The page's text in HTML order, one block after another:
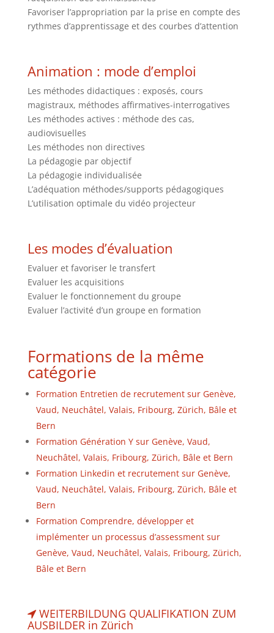
Favoriser l’appropriation par la prise en compte des
rythmes d’apprentissage et des courbes d’attention
Animation : mode d’emploi
Les méthodes didactiques : exposés, cours
magistraux, méthodes affirmatives-interrogatives
Les méthodes actives : méthode des cas,
audiovisuelles
Les méthodes non directives
La pédagogie par objectif
La pédagogie individualisée
L’adéquation méthodes/supports pédagogiques
L’utilisation optimale du vidéo projecteur
Les modes d’évaluation
Evaluer et favoriser le transfert
Evaluer les acquisitions
Evaluer le fonctionnement du groupe
Evaluer l’activité d’un groupe en formation
Formations de la même
catégorie
Formation Entretien de recrutement sur Genève,
Vaud, Neuchâtel, Valais, Fribourg, Zürich, Bâle et
Bern
Formation Génération Y sur Genève, Vaud,
Neuchâtel, Valais, Fribourg, Zürich, Bâle et Bern
Formation Linkedin et recrutement sur Genève,
Vaud, Neuchâtel, Valais, Fribourg, Zürich, Bâle et
Bern
Formation Comprendre, développer et
implémenter un processus d’assessment sur
Genève, Vaud, Neuchâtel, Valais, Fribourg, Zürich,
Bâle et Bern
WEITERBILDUNG QUALIFIKATION ZUM
AUSBILDER in Zürich